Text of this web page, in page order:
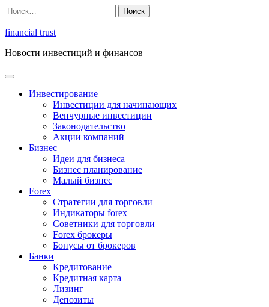
Перейти
к
содержимому
Найти:
financial trust
Новости инвестиций и финансов
Инвестирование
Инвестиции для начинающих
Венчурные инвестиции
Законодательство
Акции компаний
Бизнес
Идеи для бизнеса
Бизнес планирование
Малый бизнес
Forex
Стратегии для торговли
Индикаторы forex
Советники для торговли
Forex брокеры
Бонусы от брокеров
Банки
Кредитование
Кредитная карта
Лизинг
Депозиты